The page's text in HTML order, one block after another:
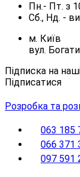
Пн.- Пт. з
Сб., Нд. -
м. Київ
вул.
Підписка на
Підписатися
Розробка та
063 185
066 371
097 591